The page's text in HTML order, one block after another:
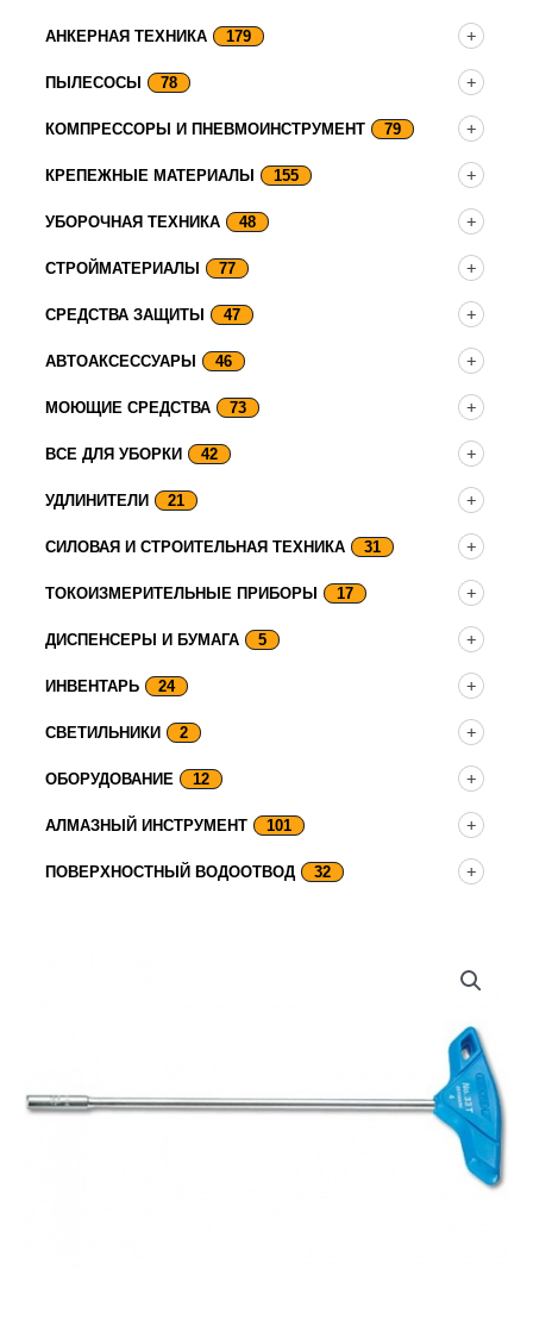
АНКЕРНАЯ ТЕХНИКА 179
ПЫЛЕСОСЫ 78
КОМПРЕССОРЫ И ПНЕВМОИНСТРУМЕНТ 79
КРЕПЕЖНЫЕ МАТЕРИАЛЫ 155
УБОРОЧНАЯ ТЕХНИКА 48
СТРОЙМАТЕРИАЛЫ 77
СРЕДСТВА ЗАЩИТЫ 47
АВТОАКСЕССУАРЫ 46
МОЮЩИЕ СРЕДСТВА 73
ВСЕ ДЛЯ УБОРКИ 42
УДЛИНИТЕЛИ 21
СИЛОВАЯ И СТРОИТЕЛЬНАЯ ТЕХНИКА 31
ТОКОИЗМЕРИТЕЛЬНЫЕ ПРИБОРЫ 17
ДИСПЕНСЕРЫ И БУМАГА 5
ИНВЕНТАРЬ 24
СВЕТИЛЬНИКИ 2
ОБОРУДОВАНИЕ 12
АЛМАЗНЫЙ ИНСТРУМЕНТ 101
ПОВЕРХНОСТНЫЙ ВОДООТВОД 32